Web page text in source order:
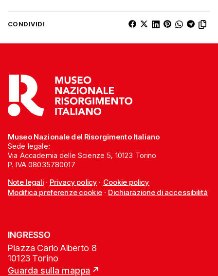
CONDIVIDI
Museo Nazionale del Risorgimento Italiano
Sede legale:
Via Accademia delle Scienze 5, 10123 Torino
P. IVA 08035780017
Note legali· Privacy policy · Cookie policy
Modifica preferenze cookie· Dichiarazione di accessibilità
INGRESSO
Piazza Carlo Alberto 8
10123 Torino
Guarda sulla mappa